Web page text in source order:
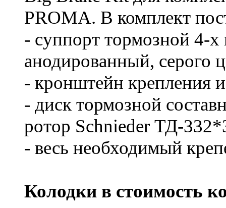
PROMA. В комплект
- суппорт тормозной
анодированный, серого
- кронштейн крепления
- диск тормозной
ротор Schnieder ТД-
- весь необходимый
Колодки в стоимость